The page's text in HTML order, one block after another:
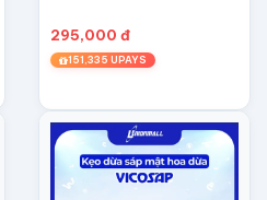
295,000 đ
151,335 UPAYS